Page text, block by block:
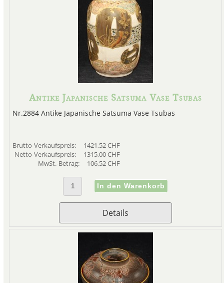
Antike Japanische Satsuma Vase Tsubas
Nr.2884 Antike Japanische Satsuma Vase Tsubas
Brutto-Verkaufspreis:
1421,52 CHF
Netto-Verkaufspreis:
1315,00 CHF
MwSt.-Betrag:
106,52 CHF
Details